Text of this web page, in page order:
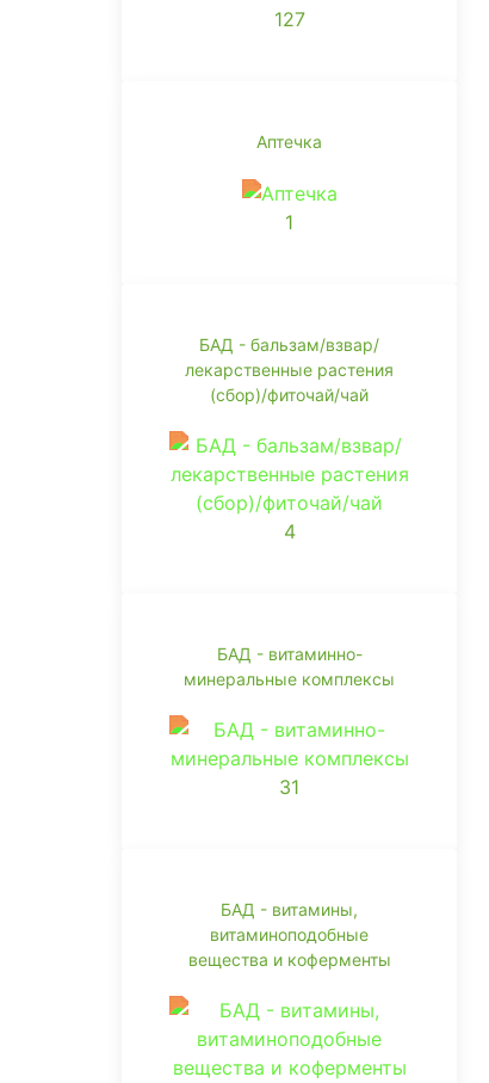
127
Аптечка
1
БАД - бальзам/взвар/
лекарственные растения
(сбор)/фиточай/чай
4
БАД - витаминно-
минеральные комплексы
31
БАД - витамины,
витаминоподобные
вещества и коферменты